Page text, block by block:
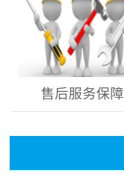
售后服务保障